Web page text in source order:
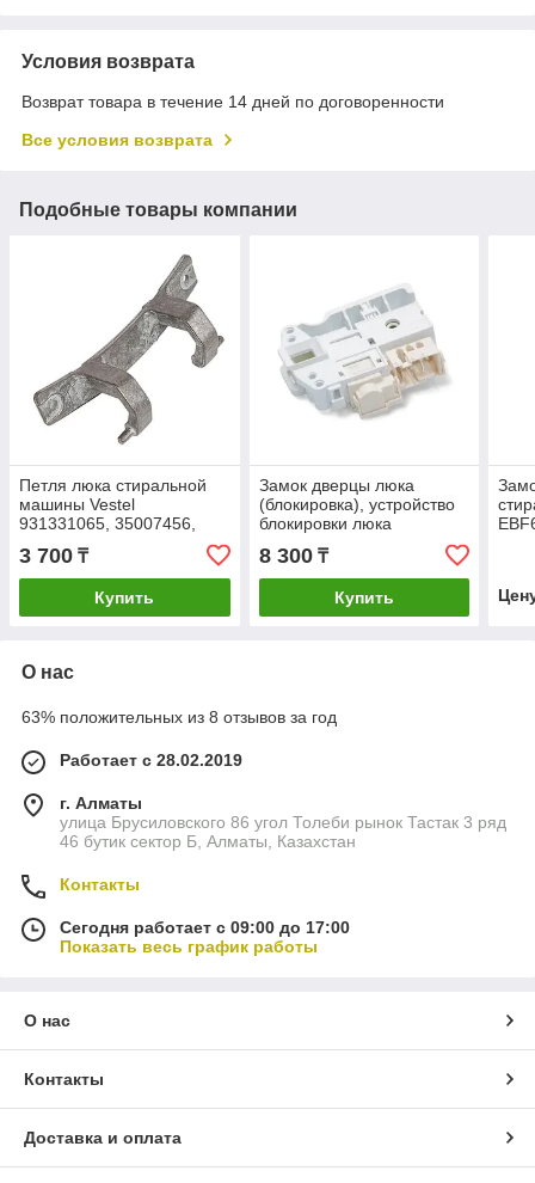
Условия возврата
Возврат товара в течение 14 дней по договоренности
Все условия возврата
Подобные товары компании
Петля люка стиральной
машины Vestel
931331065, 35007456,
00530078
3 700 ₸
Купить
Замок дверцы люка
(блокировка), устройство
блокировки люка
стиральной машины
Vestel 32018336 32013597
8 300₸
Купить
О нас
63% положительных из 8 отзывов за год
Работает с 28.02.2019
г. Алматы
улица Брусиловского 86 угол Толеби рынок Тастак 3 ряд
46 бутик сектор Б, Алматы, Казахстан
Контакты
Сегодня работает с 09:00 до 17:00
Показать весь график работы
О нас
Контакты
Доставка и оплата